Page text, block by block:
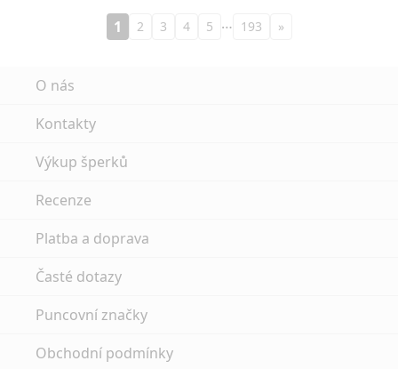
1 2 3 4 5 … 193 »
O nás
Kontakty
Výkup šperků
Recenze
Platba a doprava
Časté dotazy
Puncovní značky
Obchodní podmínky